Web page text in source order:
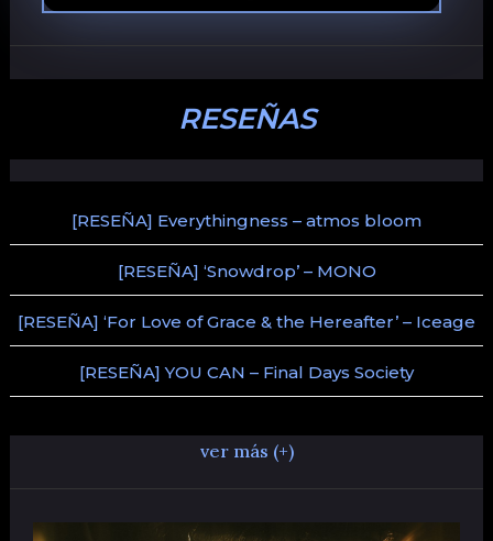
RESEÑAS
[RESEÑA] Everythingness – atmos bloom
[RESEÑA] ‘Snowdrop’ – MONO
[RESEÑA] ‘For Love of Grace & the Hereafter’ – Iceage
[RESEÑA] YOU CAN – Final Days Society
ver más (+)